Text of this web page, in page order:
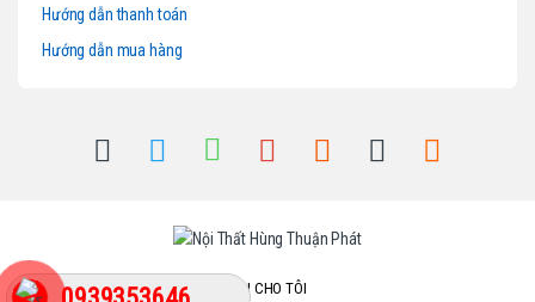
Hướng dẫn thanh toán
Hướng dẫn mua hàng
GỌI CHO TÔI